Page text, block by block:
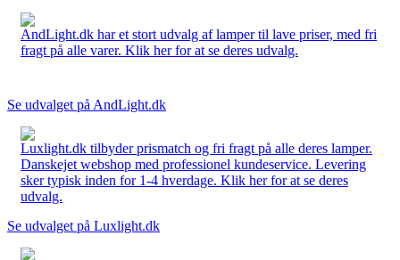
AndLight.dk har et stort udvalg af lamper til lave priser, med fri
fragt på alle varer. Klik her for at se deres udvalg.
Se udvalget på AndLight.dk
Luxlight.dk tilbyder prismatch og fri fragt på alle deres lamper.
Danskejet webshop med professionel kundeservice. Levering
sker typisk inden for 1-4 hverdage. Klik her for at se deres
udvalg.
Se udvalget på Luxlight.dk